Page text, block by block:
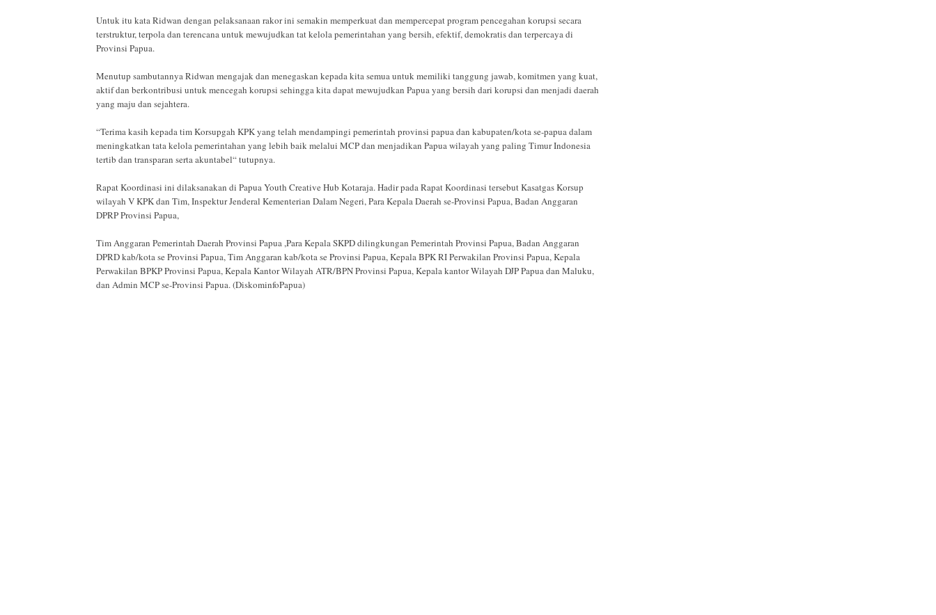
Untuk itu kata Ridwan dengan pelaksanaan rakor ini semakin memperkuat dan mempercepat program pencegahan korupsi secara
terstruktur, terpola dan terencana untuk mewujudkan tat kelola pemerintahan yang bersih, efektif, demokratis dan terpercaya di
Provinsi Papua.
Menutup sambutannya Ridwan mengajak dan menegaskan kepada kita semua untuk memiliki tanggung jawab, komitmen yang kuat,
aktif dan berkontribusi untuk mencegah korupsi sehingga kita dapat mewujudkan Papua yang bersih dari korupsi dan menjadi daerah
yang maju dan sejahtera.
“Terima kasih kepada tim Korsupgah KPK yang telah mendampingi pemerintah provinsi papua dan kabupaten/kota se-papua dalam
meningkatkan tata kelola pemerintahan yang lebih baik melalui MCP dan menjadikan Papua wilayah yang paling Timur Indonesia
tertib dan transparan serta akuntabel“ tutupnya.
Rapat Koordinasi ini dilaksanakan di Papua Youth Creative Hub Kotaraja. Hadir pada Rapat Koordinasi tersebut Kasatgas Korsup
wilayah V KPK dan Tim, Inspektur Jenderal Kementerian Dalam Negeri, Para Kepala Daerah se-Provinsi Papua, Badan Anggaran
DPRP Provinsi Papua,
Tim Anggaran Pemerintah Daerah Provinsi Papua ,Para Kepala SKPD dilingkungan Pemerintah Provinsi Papua, Badan Anggaran
DPRD kab/kota se Provinsi Papua, Tim Anggaran kab/kota se Provinsi Papua, Kepala BPK RI Perwakilan Provinsi Papua, Kepala
Perwakilan BPKP Provinsi Papua, Kepala Kantor Wilayah ATR/BPN Provinsi Papua, Kepala kantor Wilayah DJP Papua dan Maluku,
dan Admin MCP se-Provinsi Papua. (DiskominfoPapua)